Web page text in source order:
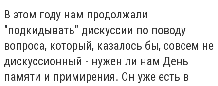
В этом году нам продолжали
"подкидывать" дискуссии по поводу
вопроса, который, казалось бы, совсем не
дискуссионный - нужен ли нам День
памяти и примирения. Он уже есть в